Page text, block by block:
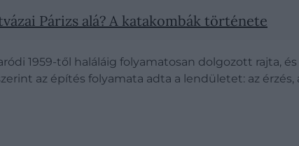
Párizs alá? A katakombák története
1959-től haláláig folyamatosan dolgozott rajta,
az építés folyamata adta a lendületet: az